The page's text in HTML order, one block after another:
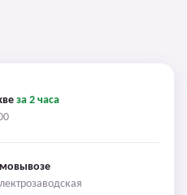
за 2 часа